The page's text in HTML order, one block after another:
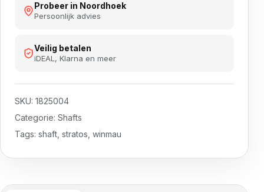
Probeer in Noordhoek
Persoonlijk advies
Veilig betalen
iDEAL, Klarna en meer
SKU: 1825004
Categorie: Shafts
Tags: shaft, stratos, winmau